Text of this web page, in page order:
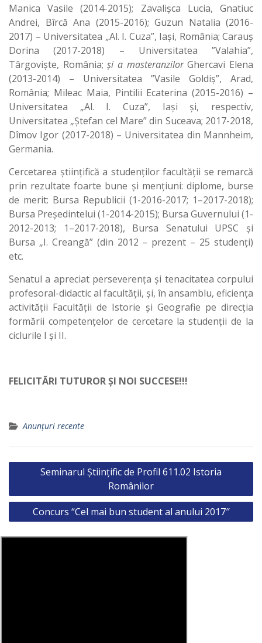
Manica Vasile (2014-2015); Zavalișca Lucia, Gnatiuc
Andrei, Bîrcă Ana (2015-2016); Guzun Natalia (2016-
2017) – Universitatea „Al. I. Cuza”, Iași, România; Carauș
Dorina (2017-2018) – Universitatea ”Valahia”,
Târgoviște, România;și a masteranzilorGhercavi Elena
(2013-2014) – Universitatea ”Vasile Goldiș”, Arad,
România; Mileac Maia, Pintilii Ecaterina (2015-2016) –
Universitatea „Al. I. Cuza”, Iași și, respectiv,
Universitatea „Ștefan cel Mare” din Suceava; 2017-2018,
Dîmov Igor (2017-2018) – Universitatea din Mannheim,
Germania.
Cercetarea științifică a studenților facultății se remarcă
prin rezultate foarte bune și mențiuni: diplome, burse
de merit: Bursa Republicii (1-2016-2017; 1–2017-2018);
Bursa Președintelui (1-2014-2015); Bursa Guvernului (1-
2012-2013; 1–2017-2018), Bursa Senatului UPSC și
Bursa „I. Creangă” (din 2012 – prezent – 25 studenți)
etc.
Senatul a apreciat perseverența și tenacitatea corpului
profesoral-didactic al facultății, și, în ansamblu, eficiența
activității Facultății de Istorie și Geografie pe direcția
formării competențelor de cercetare la studenții de la
ciclurile I și II.
FELICITĂRI TUTUROR ȘI NOI SUCCESE!!!
Anunțuri recente
Post
Seminarul Științific de Profil 611.02 Istoria
Românilor
Concurs “Cel mai bun student al anului 2017″